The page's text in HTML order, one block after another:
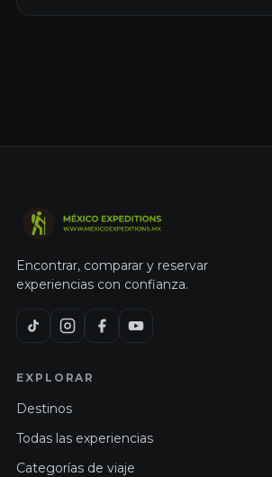
Encontrar, comparar y reservar
experiencias con confianza.
EXPLORAR
Destinos
Todas las experiencias
Categorías de viaje